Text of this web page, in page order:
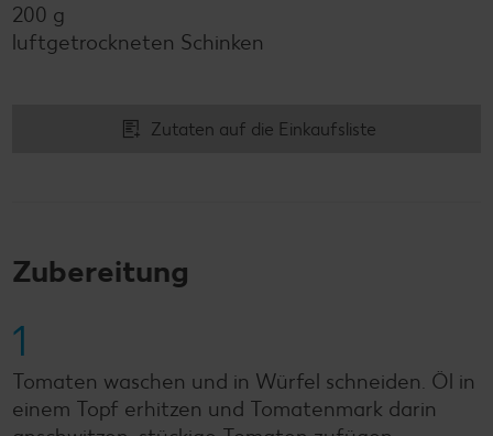
200 g
luftgetrockneten Schinken
Zutaten auf die Einkaufsliste
Zubereitung
1
Tomaten waschen und in Würfel schneiden. Öl in
einem Topf erhitzen und Tomatenmark darin